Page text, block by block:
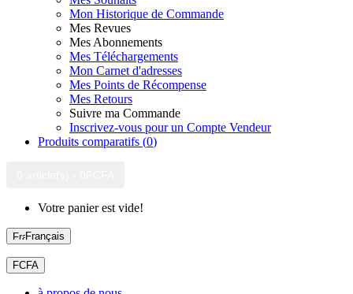
Mon Historique de Commande
Mes Revues
Mes Abonnements
Mes Téléchargements
Mon Carnet d'adresses
Mes Points de Récompense
Mes Retours
Suivre ma Commande
Inscrivez-vous pour un Compte Vendeur
Produits comparatifs (0)
Votre panier est vide!
Français
FCFA